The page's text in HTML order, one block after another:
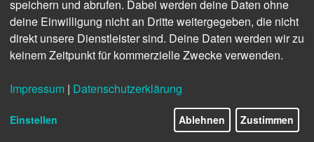
speichern und abrufen. Dabei werden deine Daten ohne
deine Einwilligung nicht an Dritte weitergegeben, die nicht
direkt unsere Dienstleister sind. Deine Daten werden wir zu
keinem Zeitpunkt für kommerzielle Zwecke verwenden.
Impressum | Datenschutzerklärung
Einstellen Ablehnen Zustimmen